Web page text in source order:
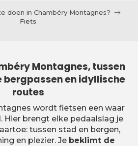
doen in Chambéry Montagnes?
Fiets
Montagnes, tussen
en idyllische
routes
wordt fietsen een waar
Hier brengt elke pedaalslag je
tussen stad en bergen,
en plezier. Je beklimt de